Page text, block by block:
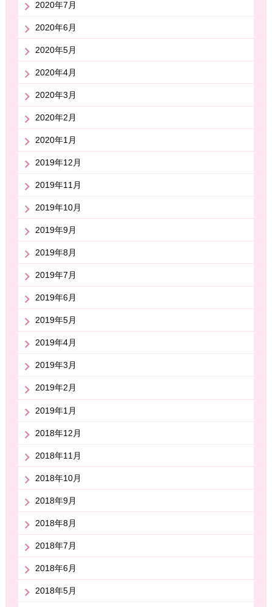
2020年7月
2020年6月
2020年5月
2020年4月
2020年3月
2020年2月
2020年1月
2019年12月
2019年11月
2019年10月
2019年9月
2019年8月
2019年7月
2019年6月
2019年5月
2019年4月
2019年3月
2019年2月
2019年1月
2018年12月
2018年11月
2018年10月
2018年9月
2018年8月
2018年7月
2018年6月
2018年5月